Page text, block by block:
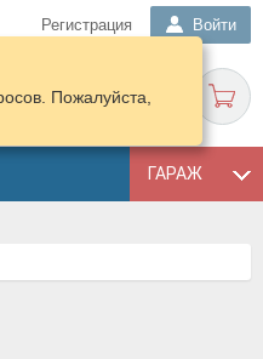
Регистрация Войти
ГАРАЖ
Пожалуйста,